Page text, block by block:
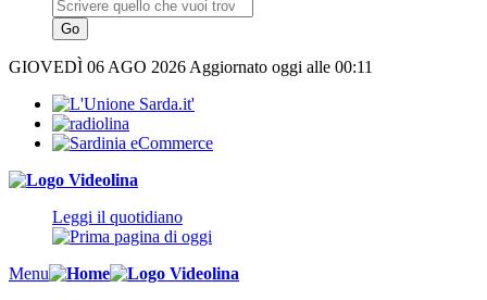
GIOVEDÌ 06 AGO 2026 Aggiornato oggi alle 00:11
Leggi il quotidiano
Menu